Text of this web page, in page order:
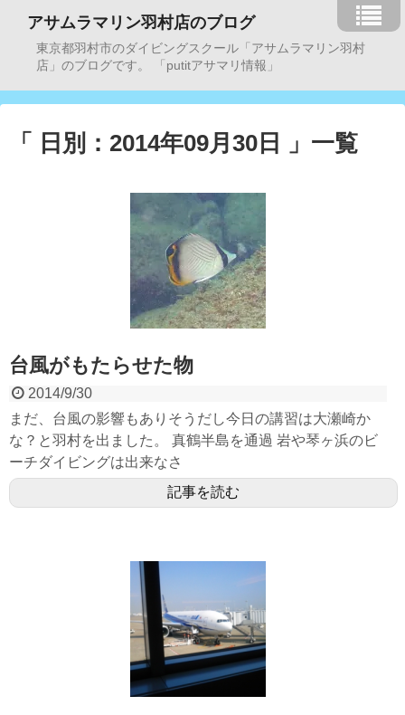
アサムラマリン羽村店のブログ
東京都羽村市のダイビングスクール「アサムラマリン羽村
店」のブログです。 「putitアサマリ情報」
「 日別：2014年09月30日 」一覧
台風がもたらせた物
2014/9/30
まだ、台風の影響もありそうだし今日の講習は大瀬崎か
な？と羽村を出ました。 真鶴半島を通過 岩や琴ヶ浜のビ
ーチダイビングは出来なさ
記事を読む